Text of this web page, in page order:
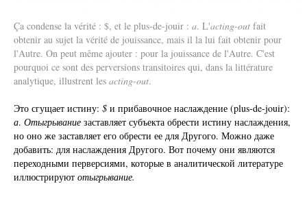
Ça condense la vérité : $, et le plus-de-jouir : a. L'acting-out fait
obtenir au sujet la vérité de jouissance, mais il la lui fait obtenir pour
l'Autre. On peut même ajouter : pour la jouissance de l'Autre. C'est
pourquoi ce sont des perversions transitoires qui, dans la littérature
analytique, illustrent les acting-out.
Это сгущает истину: $ и прибавочное наслаждение (plus-de-jouir):
а. Отыгрывание заставляет субъекта обрести истину наслаждения,
но оно же заставляет его обрести ее для Другого. Можно даже
добавить: для наслаждения Другого. Вот почему они являются
переходными перверсиями, которые в аналитической литературе
иллюстрируют отыгрывание.